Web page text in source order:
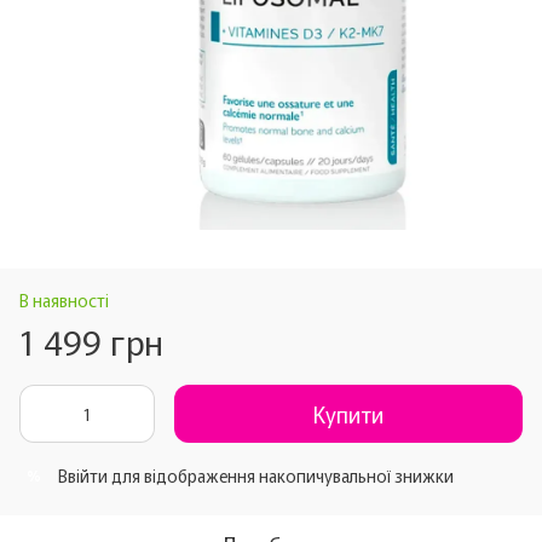
В наявності
1 499 грн
Купити
Ввійти для відображення накопичувальної знижки